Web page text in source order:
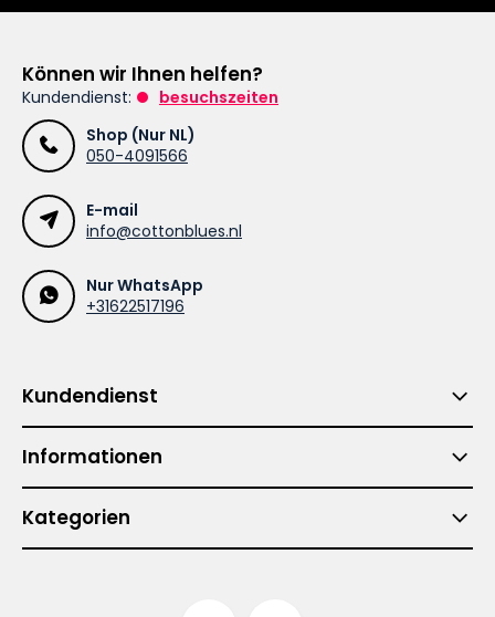
Können wir Ihnen helfen?
Kundendienst:
besuchszeiten
Shop (Nur NL)
050-4091566
E-mail
info@cottonblues.nl
Nur WhatsApp
+31622517196
Kundendienst
Informationen
Kategorien